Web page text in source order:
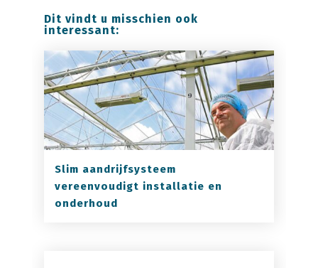
Dit vindt u misschien ook
interessant:
Slim aandrijfsysteem
vereenvoudigt installatie en
onderhoud